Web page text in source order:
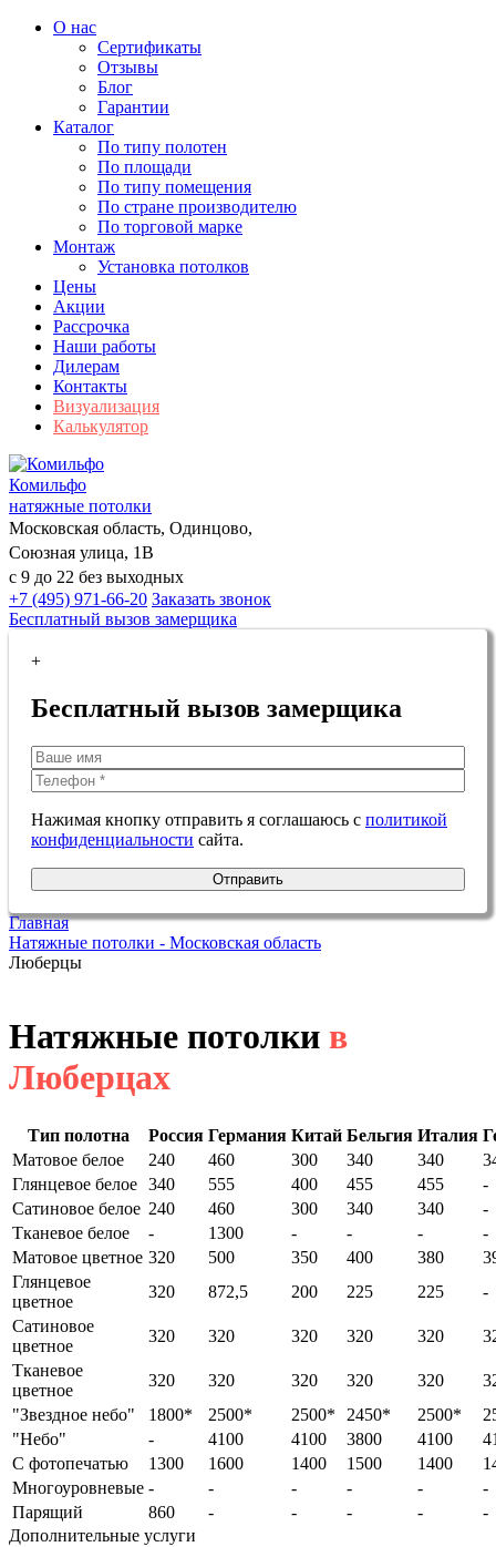
О нас
Сертификаты
Отзывы
Блог
Гарантии
Каталог
По типу полотен
По площади
По типу помещения
По стране производителю
По торговой марке
Монтаж
Установка потолков
Цены
Акции
Рассрочка
Наши работы
Дилерам
Контакты
Визуализация
Калькулятор
Комильфо
натяжные потолки
Московская область, Одинцово,
Союзная улица, 1В
с 9 до 22 без выходных
+7 (495) 971-66-20 Заказать звонок
Бесплатный вызов замерщика
+
Бесплатный вызов замерщика
Нажимая кнопку отправить я соглашаюсь с политикой
конфиденциальности сайта.
Отправить
Главная
Натяжные потолки - Московская область
Люберцы
Натяжные потолки в
Люберцах
Тип полотна Россия Германия Китай Бельгия Италия
Матовое белое
240 460 300 340 340
Глянцевое белое 340 555 400 455 455
-
Сатиновое белое 240 460 300 340 340
-
Тканевое белое
- 1300 - - -
-
Матовое цветное 320 500 350 400 380
Глянцевое
цветное
320 872,5 200 225 225
-
Сатиновое
цветное
320 320 320 320 320
Тканевое
цветное
320 320 320 320 320
"Звездное небо"
1800* 2500* 2500* 2450* 2500*
"Небо"
- 4100 4100 3800 4100
С фотопечатью
1300 1600 1400 1500 1400
Многоуровневые - - - - -
-
Парящий
860 - - - -
-
Дополнительные услуги